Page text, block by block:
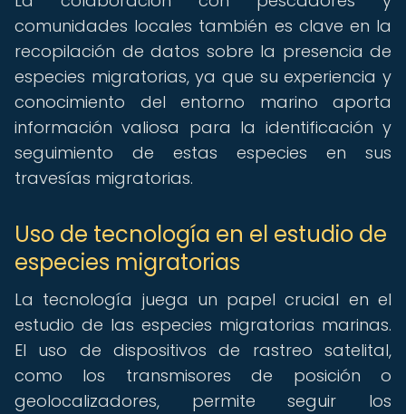
comunidades locales también es clave en la
recopilación de datos sobre la presencia de
especies migratorias, ya que su experiencia y
conocimiento del entorno marino aporta
información valiosa para la identificación y
seguimiento de estas especies en sus
travesías migratorias.
Uso de tecnología en el estudio de
especies migratorias
La tecnología juega un papel crucial en el
estudio de las especies migratorias marinas.
El uso de dispositivos de rastreo satelital,
como los transmisores de posición o
geolocalizadores, permite seguir los